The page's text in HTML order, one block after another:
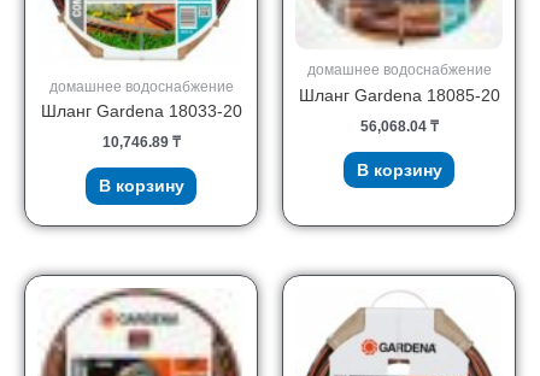
домашнее водоснабжение
Шланг Gardena 18033-20
10,746.89 ₸
В корзину
домашнее водоснабжение
Шланг Gardena 18085-20
56,068.04 ₸
В корзину